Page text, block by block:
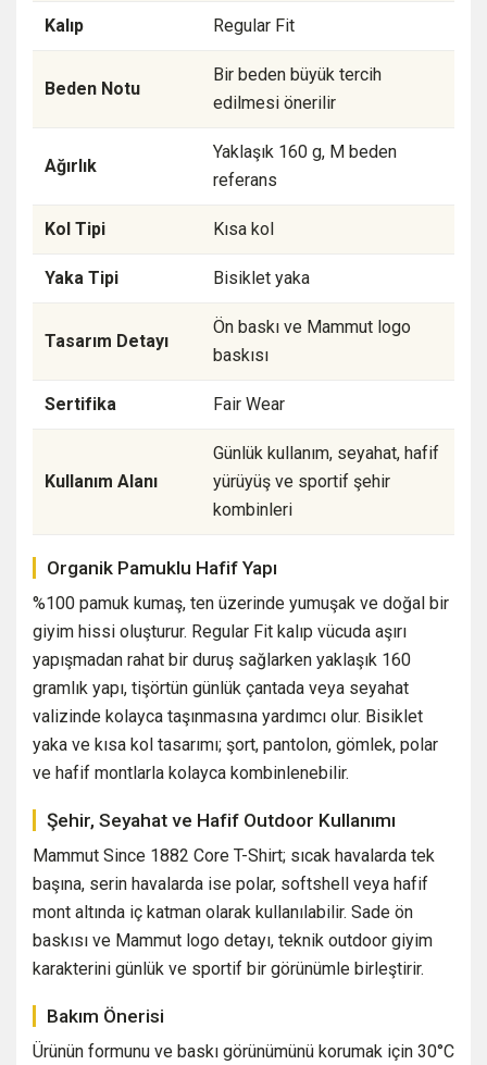
Kalıp Regular Fit
Beden Notu
Bir beden büyük tercih
edilmesi önerilir
Ağırlık
Yaklaşık 160 g, M beden
referans
Kol Tipi Kısa kol
Yaka Tipi Bisiklet yaka
Tasarım Detayı
Ön baskı ve Mammut logo
baskısı
Sertifika Fair Wear
Kullanım Alanı
Günlük kullanım, seyahat, hafif
yürüyüş ve sportif şehir
kombinleri
Organik Pamuklu Hafif Yapı
%100 pamuk kumaş, ten üzerinde yumuşak ve doğal bir
giyim hissi oluşturur. Regular Fit kalıp vücuda aşırı
yapışmadan rahat bir duruş sağlarken yaklaşık 160
gramlık yapı, tişörtün günlük çantada veya seyahat
valizinde kolayca taşınmasına yardımcı olur. Bisiklet
yaka ve kısa kol tasarımı; şort, pantolon, gömlek, polar
ve hafif montlarla kolayca kombinlenebilir.
Şehir, Seyahat ve Hafif Outdoor Kullanımı
Mammut Since 1882 Core T-Shirt; sıcak havalarda tek
başına, serin havalarda ise polar, softshell veya hafif
mont altında iç katman olarak kullanılabilir. Sade ön
baskısı ve Mammut logo detayı, teknik outdoor giyim
karakterini günlük ve sportif bir görünümle birleştirir.
Bakım Önerisi
Ürünün formunu ve baskı görünümünü korumak için 30°C